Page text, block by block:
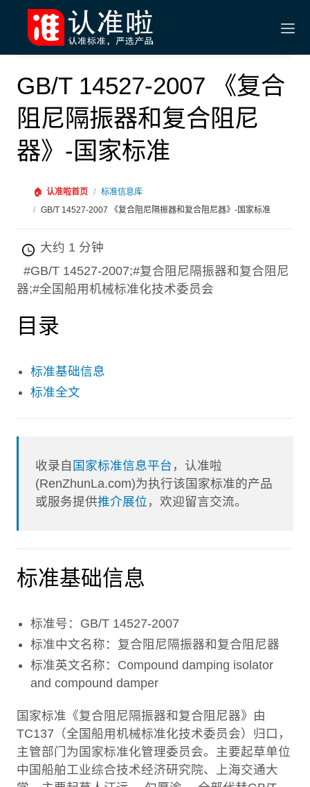
GB/T 14527-2007 《复合
阻尼隔振器和复合阻尼
器》-国家标准
🏠 认准啦首页 / 标准信息库
/ GB/T 14527-2007 《复合阻尼隔振器和复合阻尼器》-国家标准
大约 1 分钟
#GB/T 14527-2007;#复合阻尼隔振器和复合阻尼
器;#全国船用机械标准化技术委员会
目录
标准基础信息
标准全文
收录自 国家标准信息平台 ，认准啦
(RenZhunLa.com)为执行该国家标准的产品
或服务提供推介展位 ，欢迎留言交流。
标准基础信息
标准号：GB/T 14527-2007
标准中文名称：复合阻尼隔振器和复合阻尼器
标准英文名称：Compound damping isolator
and compound damper
国家标准《复合阻尼隔振器和复合阻尼器》由
TC137（全国船用机械标准化技术委员会）归口，
主管部门为国家标准化管理委员会。主要起草单位
中国船舶工业综合技术经济研究院、上海交通大